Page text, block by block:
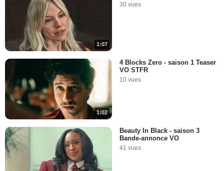
1:07
30 vues
1:02
4 Blocks Zero - saison 1 Teaser
VO STFR
10 vues
Beauty In Black - saison 3
Bande-annonce VO
41 vues